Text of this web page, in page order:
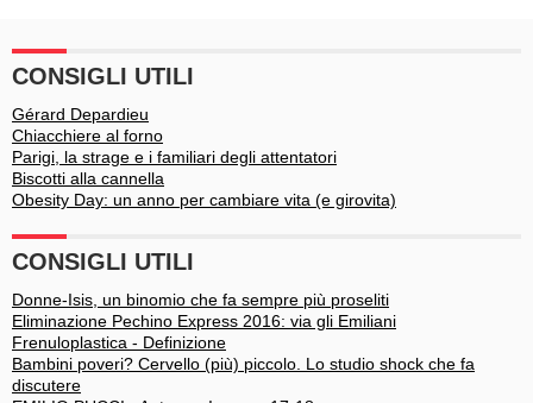
CONSIGLI UTILI
Gérard Depardieu
Chiacchiere al forno
Parigi, la strage e i familiari degli attentatori
Biscotti alla cannella
Obesity Day: un anno per cambiare vita (e girovita)
CONSIGLI UTILI
Donne-Isis, un binomio che fa sempre più proseliti
Eliminazione Pechino Express 2016: via gli Emiliani
Frenuloplastica - Definizione
Bambini poveri? Cervello (più) piccolo. Lo studio shock che fa
discutere